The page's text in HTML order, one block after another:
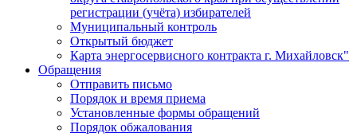
регистрации (учёта) избирателей
Муниципальный контроль
Открытый бюджет
Карта энергосервисного контракта г. Михайловск"
Обращения
Отправить письмо
Порядок и время приема
Установленные формы обращений
Порядок обжалования